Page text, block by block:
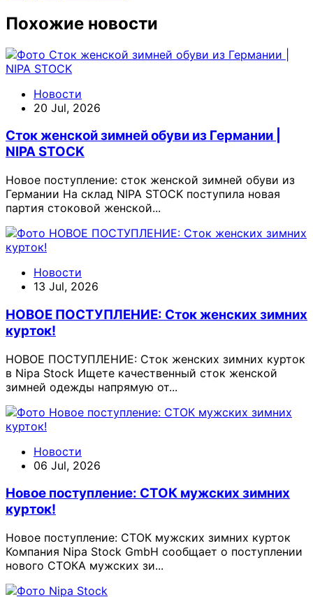
Похожие новости
Новости
20 Jul, 2026
Сток женской зимней обуви из Германии |
NIPA STOCK
Новое поступление: сток женской зимней обуви из
Германии На склад NIPA STOCK поступила новая
партия стоковой женской...
Новости
13 Jul, 2026
НОВОЕ ПОСТУПЛЕНИЕ: Сток женских зимних
курток!
НОВОЕ ПОСТУПЛЕНИЕ: Сток женских зимних курток
в Nipa Stock Ищете качественный сток женской
зимней одежды напрямую от...
Новости
06 Jul, 2026
Новое поступление: СТОК мужских зимних
курток!
Новое поступление: СТОК мужских зимних курток
Компания Nipa Stock GmbH сообщает о поступлении
нового СТОКА мужских зи...